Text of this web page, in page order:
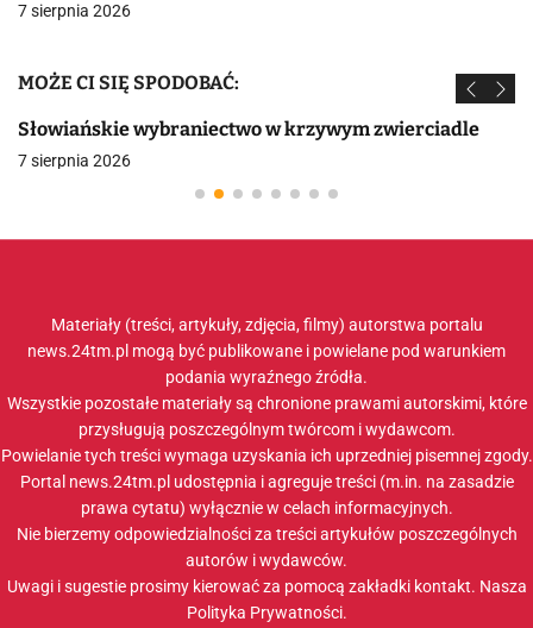
7 sierpnia 2026
MOŻE CI SIĘ SPODOBAĆ:
Słowiańskie wybraniectwo w krzywym zwierciadle
7 sierpnia 2026
Materiały (treści, artykuły, zdjęcia, filmy) autorstwa portalu
news.24tm.pl mogą być publikowane i powielane pod warunkiem
podania wyraźnego źródła.
Wszystkie pozostałe materiały są chronione prawami autorskimi, które
przysługują poszczególnym twórcom i wydawcom.
Powielanie tych treści wymaga uzyskania ich uprzedniej pisemnej zgody.
Portal news.24tm.pl udostępnia i agreguje treści (m.in. na zasadzie
prawa cytatu) wyłącznie w celach informacyjnych.
Nie bierzemy odpowiedzialności za treści artykułów poszczególnych
autorów i wydawców.
Uwagi i sugestie prosimy kierować za pomocą zakładki kontakt. Nasza
Polityka Prywatności.